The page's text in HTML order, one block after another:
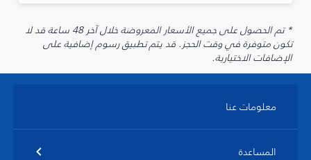
* تم الحصول على جميع الأسعار المعروضة خلال آخر 48 ساعة قد لا
تكون متوفرة في وقت الحجز. قد يتم تطبيق رسوم إضافية على
الإضافات الاختيارية.
معلومات عنا
المساعدة